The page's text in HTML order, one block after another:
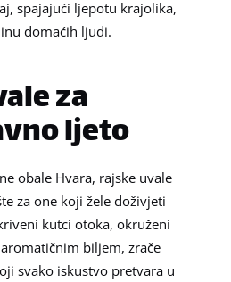
spajajući ljepotu krajolika,
domaćih ljudi.
za
ljeto
obale Hvara, rajske uvale
za one koji žele doživjeti
kutci otoka, okruženi
biljem, zrače
svako iskustvo pretvara u